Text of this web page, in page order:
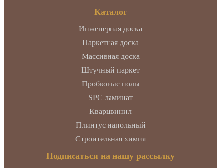
Каталог
Инженерная доска
Паркетная доска
Массивная доска
Штучный паркет
Пробковые полы
SPC ламинат
Кварцвинил
Плинтус напольный
Строительная химия
Подписаться на нашу рассылку